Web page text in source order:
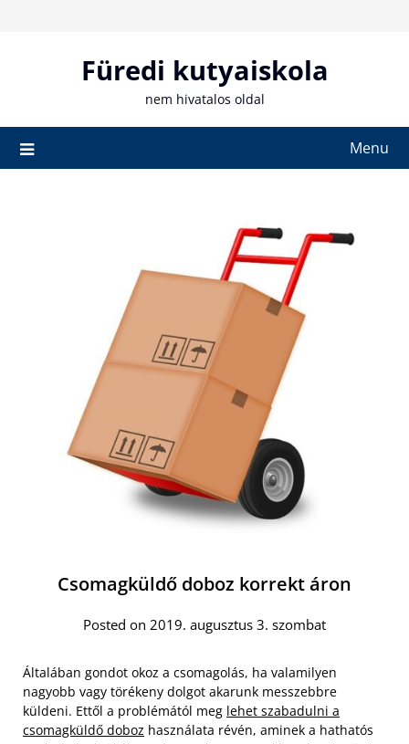
Füredi kutyaiskola
nem hivatalos oldal
Menu
Csomagküldő doboz korrekt áron
Posted on 2019. augusztus 3. szombat
Általában gondot okoz a csomagolás, ha valamilyen
nagyobb vagy törékeny dolgot akarunk messzebbre
küldeni. Ettől a problémától meg lehet szabadulni a
csomagküldő doboz használata révén, aminek a hathatós